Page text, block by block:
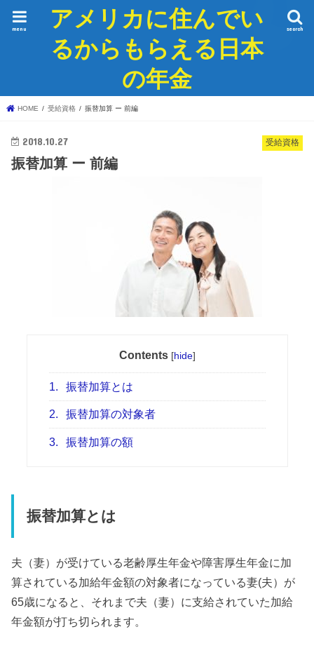
アメリカに住んでい
るからもらえる日本
の年金
search
menu
HOME 受給資格 振替加算 ー 前編
受給資格
2018.10.27
振替加算 ー 前編
Contents [hide]
1. 振替加算とは
2. 振替加算の対象者
3. 振替加算の額
振替加算とは
夫（妻）が受けている老齢厚生年金や障害厚生年金に加
算されている加給年金額の対象者になっている妻(夫）が
65歳になると、それまで夫（妻）に支給されていた加給
年金額が打ち切られます。